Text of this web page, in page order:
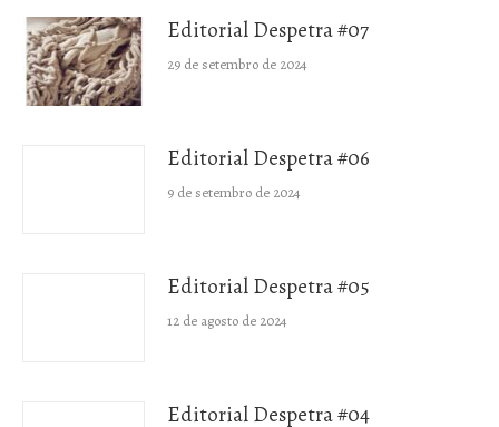
Editorial Despetra #07
29 de setembro de 2024
Editorial Despetra #06
9 de setembro de 2024
Editorial Despetra #05
12 de agosto de 2024
Editorial Despetra #04